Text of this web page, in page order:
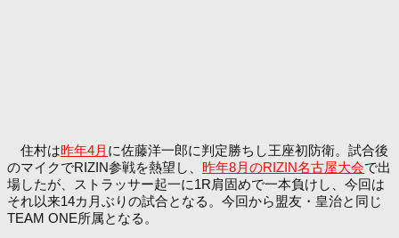
住村は昨年4月 に佐藤洋一郎に判定勝ちし王座初防衛。試合後
のマイクでRIZIN参戦を熱望し、 昨年8月のRIZIN名古屋大会で出
場したが、ストラッサー起一に1R肩固めで一本負けし、今回は
それ以来14カ月ぶりの試合となる。今回から盟友・皇治と同じ
TEAM ONE所属となる。